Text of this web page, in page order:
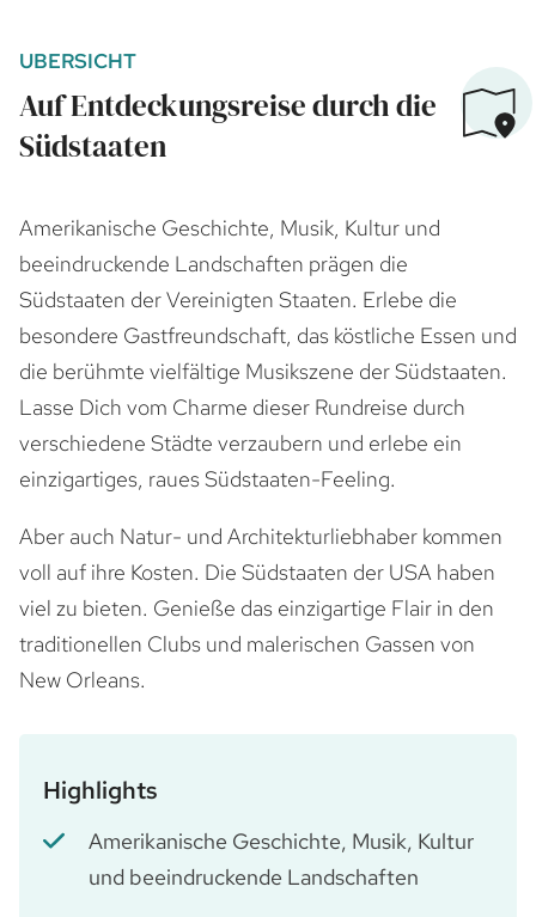
UBERSICHT
Auf Entdeckungsreise durch die
Südstaaten
Amerikanische Geschichte, Musik, Kultur und
beeindruckende Landschaften prägen die
Südstaaten der Vereinigten Staaten. Erlebe die
besondere Gastfreundschaft, das köstliche Essen und
die berühmte vielfältige Musikszene der Südstaaten.
Lasse Dich vom Charme dieser Rundreise durch
verschiedene Städte verzaubern und erlebe ein
einzigartiges, raues Südstaaten-Feeling.
Aber auch Natur- und Architekturliebhaber kommen
voll auf ihre Kosten. Die Südstaaten der USA haben
viel zu bieten. Genieße das einzigartige Flair in den
traditionellen Clubs und malerischen Gassen von
New Orleans.
Highlights
Amerikanische Geschichte, Musik, Kultur
und beeindruckende Landschaften